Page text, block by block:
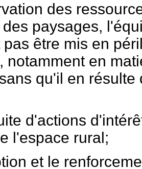
des
des paysages,
pas être mis en
notamment en
qu'il en
d'actions
l'espace rural;
et le